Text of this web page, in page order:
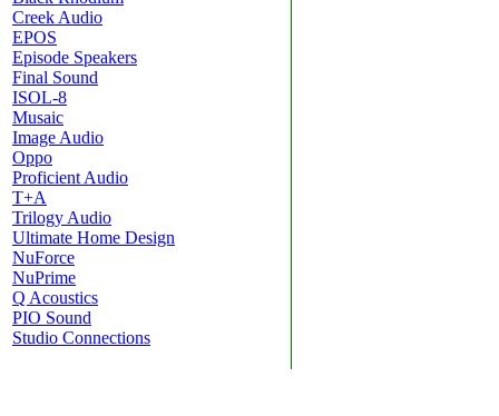
Creek Audio
EPOS
Episode Speakers
Final Sound
ISOL-8
Musaic
Image Audio
Oppo
Proficient Audio
T+A
Trilogy Audio
Ultimate Home Design
NuForce
NuPrime
Q Acoustics
PIO Sound
Studio Connections